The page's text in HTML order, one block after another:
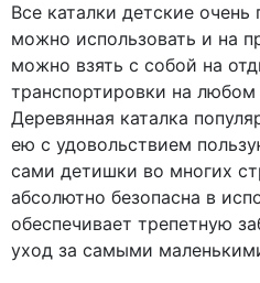
Все каталки детские
можно использовать и на
можно взять с собой на
транспортировки на любом
Деревянная каталка
ею с удовольствием
сами детишки во многих
абсолютно безопасна в
обеспечивает трепетную
уход за самыми